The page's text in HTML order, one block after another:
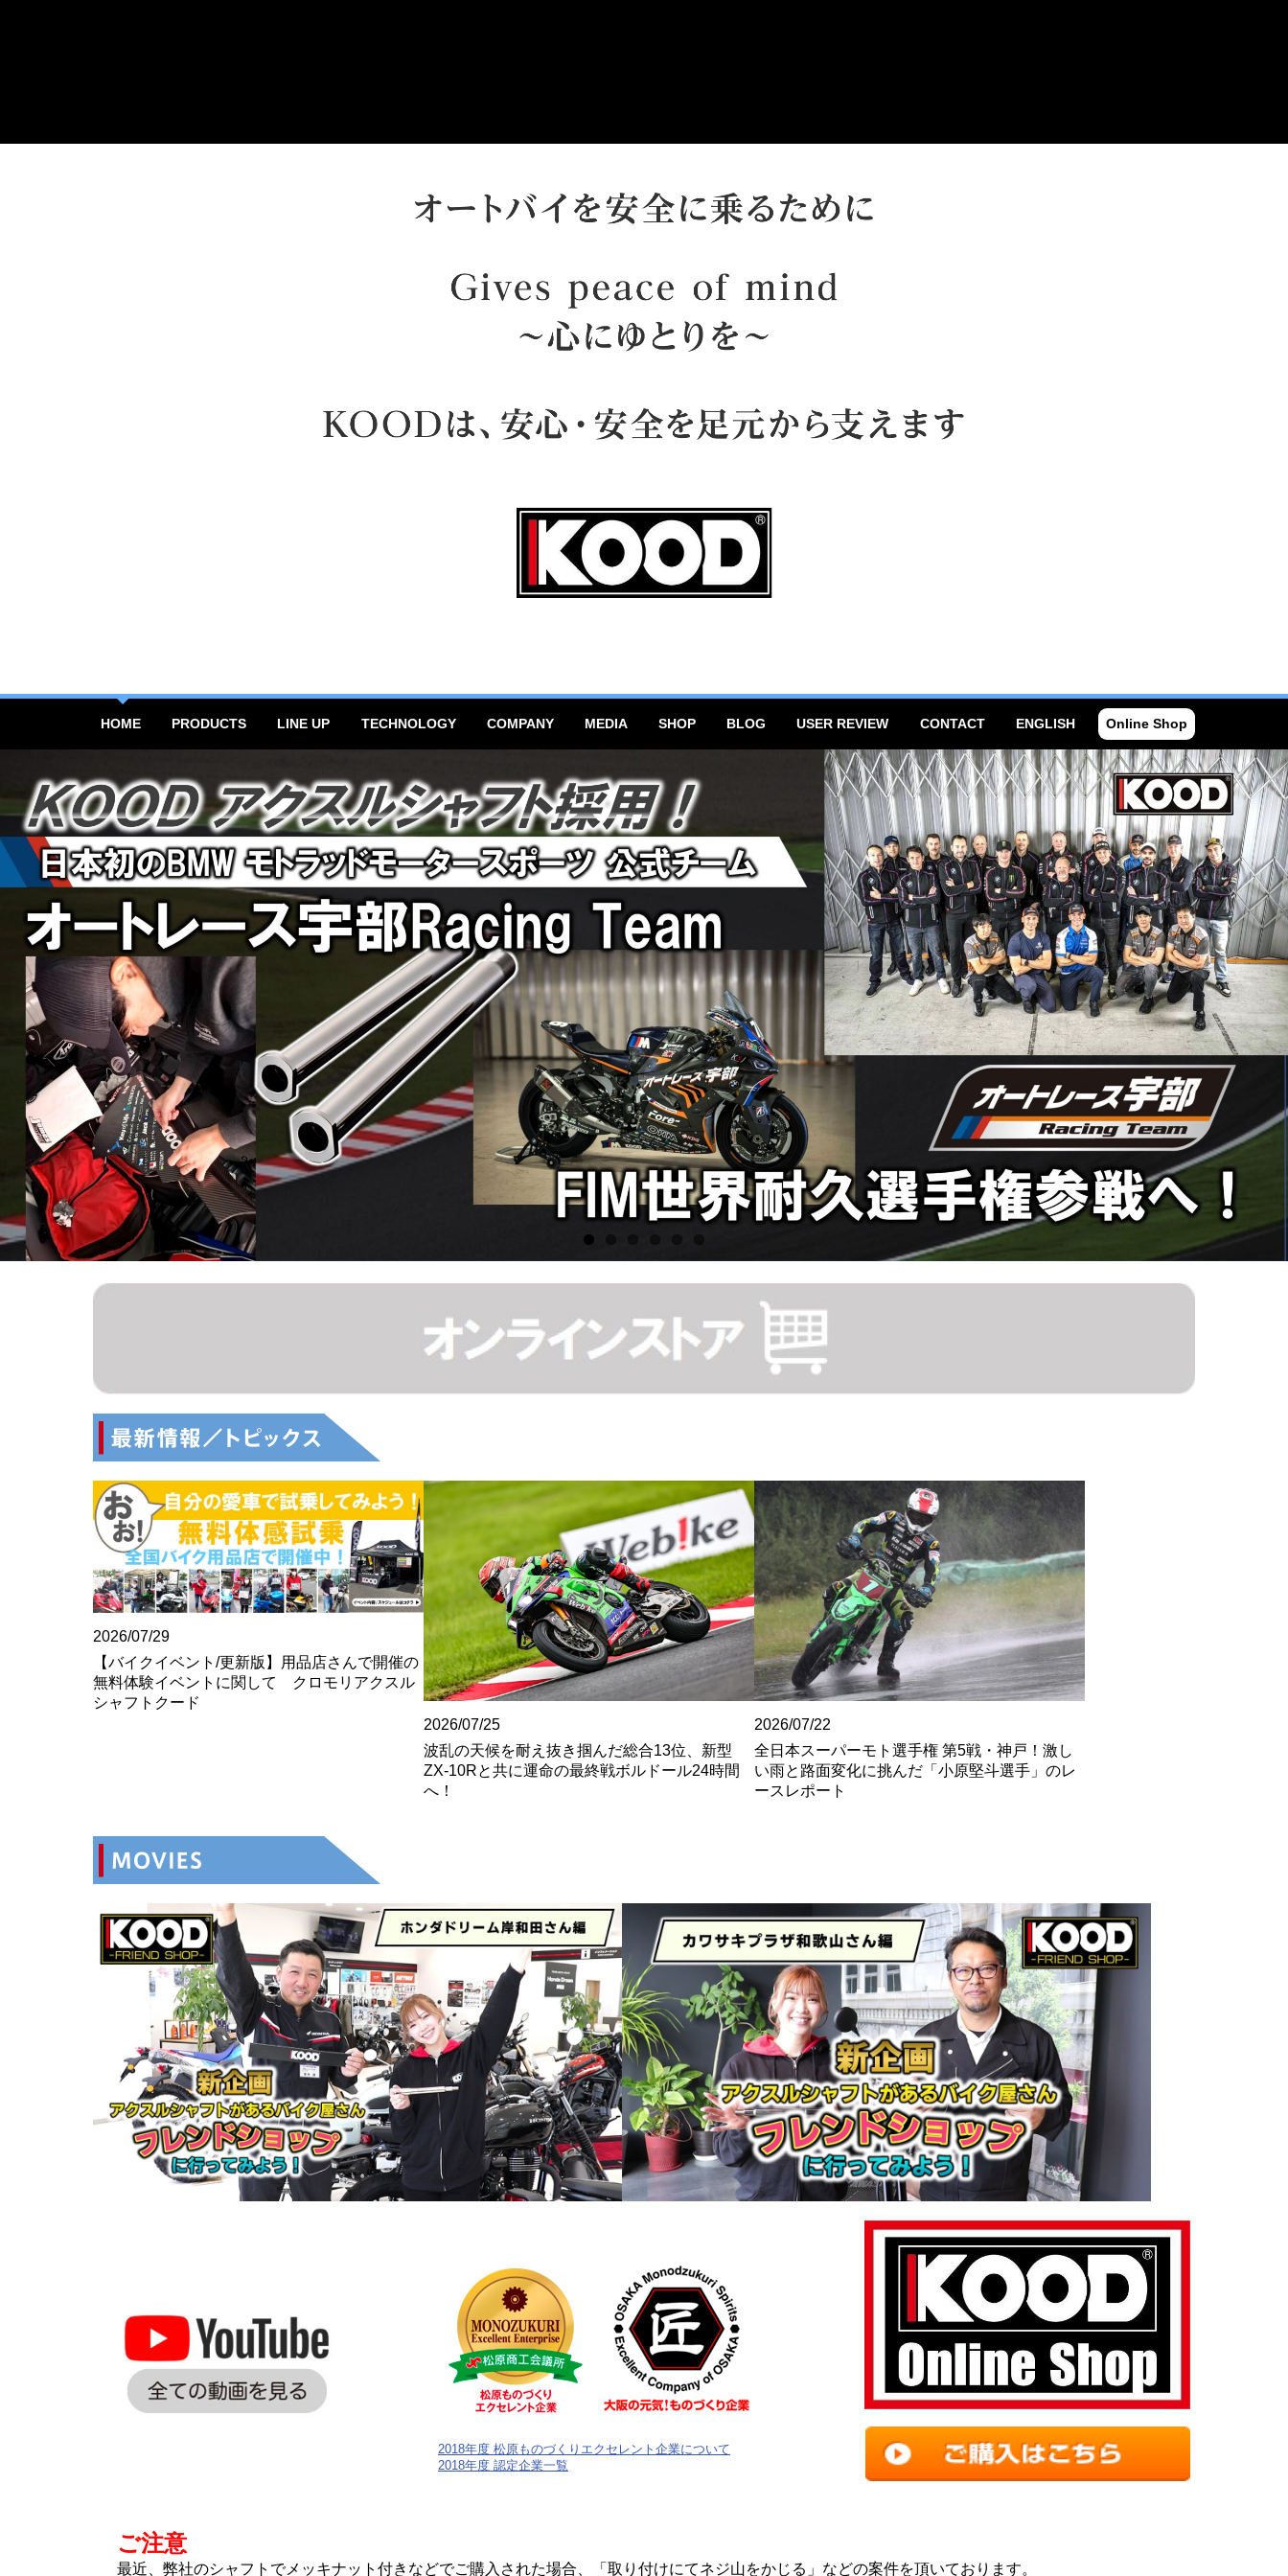
HOME PRODUCTS LINE UP TECHNOLOGY COMPANY MEDIA SHOP BLOG USER REVIEW CONTACT ENGLISH Online Shop
2026/07/29
【バイクイベント/更新版】用品店さんで開催の
無料体験イベントに関して クロモリアクスル
シャフトクード
2026/07/25
波乱の天候を耐え抜き掴んだ総合13位、新型
ZX-10Rと共に運命の最終戦ボルドール24時間
へ！
2026/07/22
全日本スーパーモト選手権 第5戦・神戸！激し
い雨と路面変化に挑んだ「小原堅斗選手」のレ
ースレポート
2018年度 松原ものづくりエクセレント企業について
2018年度 認定企業一覧
ご注意
最近、弊社のシャフトでメッキナット付きなどでご購入された場合、「取り付けにてネジ山をかじる」などの案件を頂いております。